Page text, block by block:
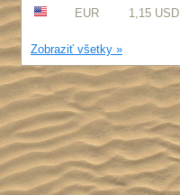
EUR
1,15 USD
Zobraziť všetky »